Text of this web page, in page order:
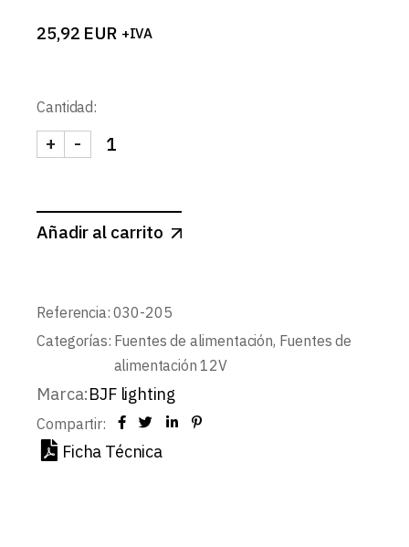
25,92 EUR +IVA
Cantidad:
FUENTE ALIMENTACION 12V-DC 150W IP20
-
+
Añadir al carrito
Referencia: 030-205
Categorías: Fuentes de alimentación, Fuentes de
alimentación 12V
Marca:BJF lighting
Compartir:
Ficha Técnica